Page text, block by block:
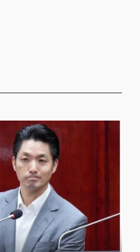
肯定，台灣12
扶輪人攜手合
預防與治療等七
與全球扶輪人攜
及人道援助等領
改變未來。